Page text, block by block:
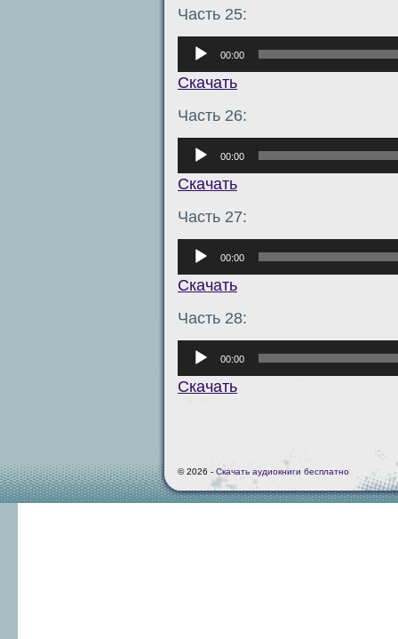
Часть 25:
Аудиоплеер
00:00
Скачать
Часть 26:
Аудиоплеер
00:00
Скачать
Часть 27:
Аудиоплеер
00:00
Скачать
Часть 28:
Аудиоплеер
00:00
Скачать
© 2026 - Скачать аудиокниги бесплатно